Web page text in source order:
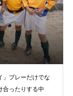
プレーだけでな
合ったりする中